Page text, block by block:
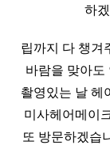
하
립까지 다 챙겨
바람을 맞아도
촬영있는 날 헤
미사헤어메이
또 방문하겠습